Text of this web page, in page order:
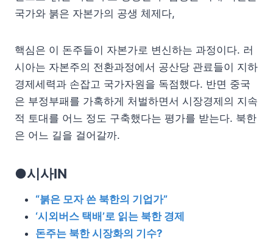
국가와 붉은 자본가의 공생 체제다,
핵심은 이 돈주들이 자본가로 변신하는 과정이다. 러
시아는 자본주의 전환과정에서 공산당 관료들이 지하
경제세력과 손잡고 국가자원을 독점했다. 반면 중국
은 부정부패를 가혹하게 처벌하면서 시장경제의 지속
적 토대를 어느 정도 구축했다는 평가를 받는다. 북한
은 어느 길을 걸어갈까.
●시사IN
“붉은 모자 쓴 북한의 기업가”
‘시외버스 택배’로 읽는 북한 경제
돈주는 북한 시장화의 기수?